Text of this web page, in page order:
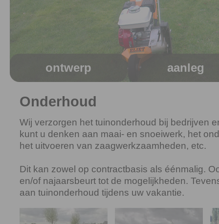
Onderhoud
Wij verzorgen het tuinonderhoud bij bedrijven
kunt u denken aan maai- en snoeiwerk, het
het uitvoeren van zaagwerkzaamheden, etc.
Dit kan zowel op contractbasis als éénmalig.
en/of najaarsbeurt tot de mogelijkheden.
aan tuinonderhoud tijdens uw vakantie.
ontwerp aanleg